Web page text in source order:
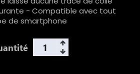
- Compatible avec tout
de smartphone